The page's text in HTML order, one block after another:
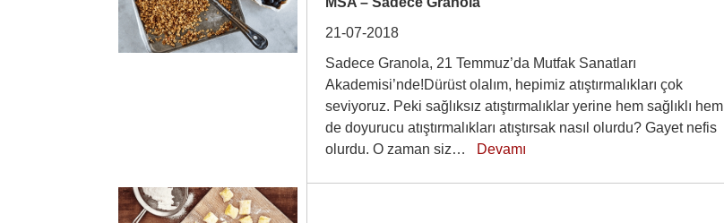
21-07-2018
Sadece Granola, 21 Temmuz’da Mutfak Sanatları
Akademisi’nde!Dürüst olalım, hepimiz atıştırmalıkları çok
seviyoruz. Peki sağlıksız atıştırmalıklar yerine hem sağlıklı hem
de doyurucu atıştırmalıkları atıştırsak nasıl olurdu? Gayet nefis
olurdu. O zaman siz…
Devamı